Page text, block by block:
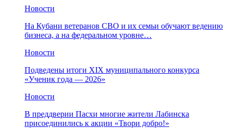
Новости
На Кубани ветеранов СВО и их семьи обучают ведению
бизнеса, а на федеральном уровне…
Новости
Подведены итоги XIX муниципального конкурса
«Ученик года — 2026»
Новости
В преддверии Пасхи многие жители Лабинска
присоединились к акции «Твори добро!»